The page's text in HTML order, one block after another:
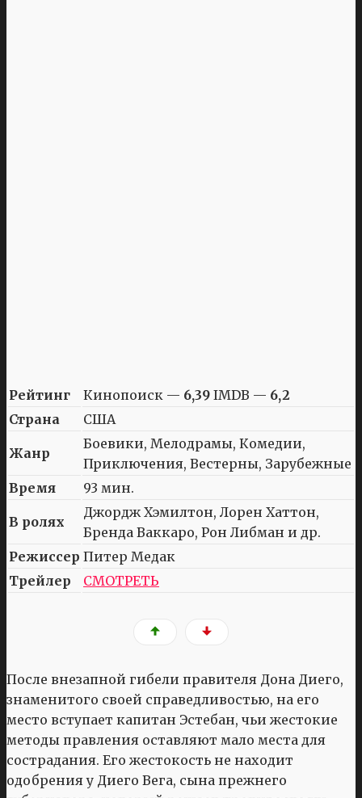
Рейтинг Кинопоиск — 6,39 IMDB — 6,2
Страна
США
Жанр
Боевики, Мелодрамы, Комедии,
Приключения, Вестерны, Зарубежные
Время
93 мин.
В ролях
Джордж Хэмилтон, Лорен Хаттон,
Бренда Ваккаро, Рон Либман и др.
Режиссер Питер Медак
Трейлер
СМОТРЕТЬ
После внезапной гибели правителя Дона Диего,
знаменитого своей справедливостью, на его
место вступает капитан Эстебан, чьи жестокие
методы правления оставляют мало места для
сострадания. Его жестокость не находит
одобрения у Диего Вега, сына прежнего